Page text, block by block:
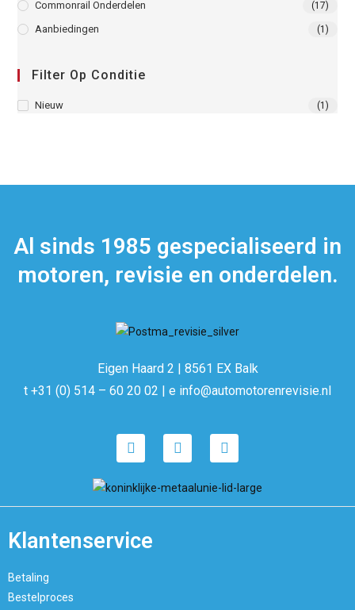
Commonrail Onderdelen (17)
Aanbiedingen (1)
Filter Op Conditie
Nieuw (1)
Al sinds 1985 gespecialiseerd in
motoren, revisie en onderdelen.
Eigen Haard 2 | 8561 EX Balk
t +31 (0) 514 – 60 20 02 | e info@automotorenrevisie.nl
Klantenservice
Betaling
Bestelproces